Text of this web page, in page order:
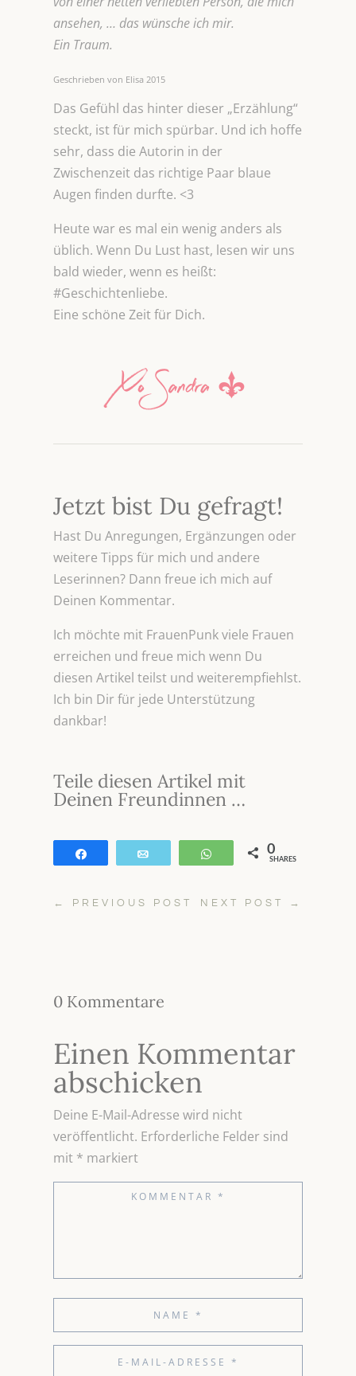
ansehen, … das wünsche ich mir.
Ein Traum.
Geschrieben von Elisa 2015
Das Gefühl das hinter dieser „Erzählung“
steckt, ist für mich spürbar. Und ich hoffe
sehr, dass die Autorin in der
Zwischenzeit das richtige Paar blaue
Augen finden durfte. <3
Heute war es mal ein wenig anders als
üblich. Wenn Du Lust hast, lesen wir uns
bald wieder, wenn es heißt:
#Geschichtenliebe.
Eine schöne Zeit für Dich.
Jetzt bist Du gefragt!
Hast Du Anregungen, Ergänzungen oder
weitere Tipps für mich und andere
Leserinnen? Dann freue ich mich auf
Deinen Kommentar.
Ich möchte mit FrauenPunk viele Frauen
erreichen und freue mich wenn Du
diesen Artikel teilst und weiterempfiehlst.
Ich bin Dir für jede Unterstützung
dankbar!
Teile diesen Artikel mit
Deinen Freundinnen …
WhatsApp
0
SHARES
← PREVIOUS POST NEXT POST →
0 Kommentare
Einen Kommentar
abschicken
Deine E-Mail-Adresse wird nicht
veröffentlicht. Erforderliche Felder sind
mit * markiert